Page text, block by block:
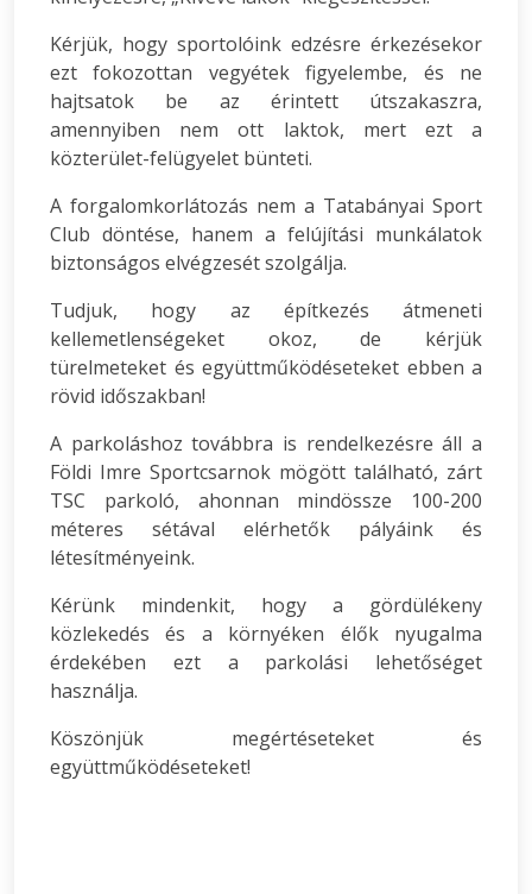
Kérjük, hogy sportolóink edzésre érkezésekor
ezt fokozottan vegyétek figyelembe, és ne
hajtsatok be az érintett útszakaszra,
amennyiben nem ott laktok, mert ezt a
közterület-felügyelet bünteti.
A forgalomkorlátozás nem a Tatabányai Sport
Club döntése, hanem a felújítási munkálatok
biztonságos elvégzesét szolgálja.
Tudjuk, hogy az építkezés átmeneti
kellemetlenségeket okoz, de kérjük
türelmeteket és együttműködéseteket ebben a
rövid időszakban!
A parkoláshoz továbbra is rendelkezésre áll a
Földi Imre Sportcsarnok mögött található, zárt
TSC parkoló, ahonnan mindössze 100-200
méteres sétával elérhetők pályáink és
létesítményeink.
Kérünk mindenkit, hogy a gördülékeny
közlekedés és a környéken élők nyugalma
érdekében ezt a parkolási lehetőséget
használja.
Köszönjük megértéseteket és
együttműködéseteket!